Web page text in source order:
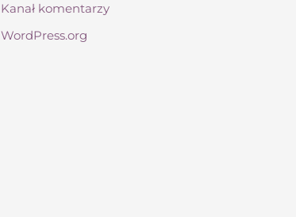
Kanał komentarzy
WordPress.org